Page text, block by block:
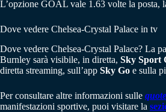
L’opzione GOAL vale 1.63 volte la posta,
Dove vedere Chelsea-Crystal Palace in tv
Dove vedere Chelsea-Crystal Palace? La
Burnley sarà visibile, in diretta, Sky Sport
diretta streaming, sull’app Sky Go e sulla
Per consultare altre informazioni sulle
manifestazioni sportive, puoi visitare la